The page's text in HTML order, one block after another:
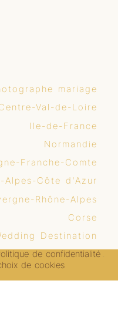
mariage
Val-de-Loire
Ile-de-France
Normandie
Franche-Comte
Alpes-Côte d'Azur
Rhône-Alpes
Corse
Destination
de confidentialité-
de cookies